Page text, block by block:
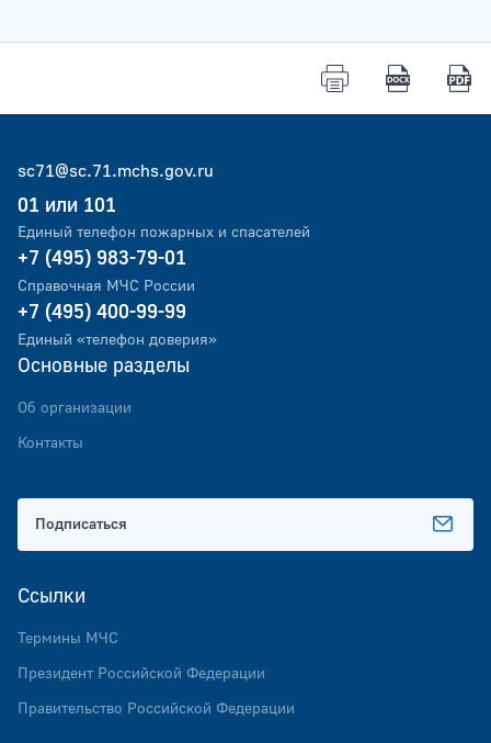
sc71@sc.71.mchs.gov.ru
01 или 101
Единый телефон пожарных и спасателей
+7 (495) 983-79-01
Справочная МЧС России
+7 (495) 400-99-99
Единый «телефон доверия»
Основные разделы
Об организации
Контакты
Ссылки
Термины МЧС
Президент Российской Федерации
Правительство Российской Федерации
Подписаться